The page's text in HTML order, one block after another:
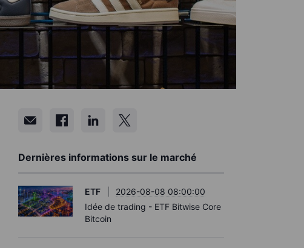
Dernières informations sur le marché
ETF
2026-08-08 08:00:00
Idée de trading - ETF Bitwise Core
Bitcoin